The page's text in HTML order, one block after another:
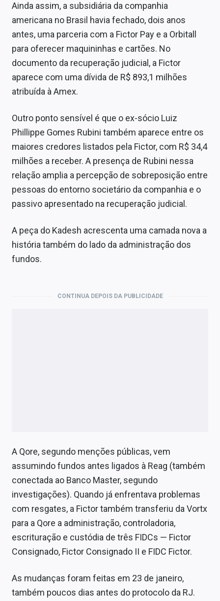
Ainda assim, a subsidiária da companhia
americana no Brasil havia fechado, dois anos
antes, uma parceria com a Fictor Pay e a Orbitall
para oferecer maquininhas e cartões. No
documento da recuperação judicial, a Fictor
aparece com uma dívida de R$ 893,1 milhões
atribuída à Amex.
Outro ponto sensível é que o ex-sócio Luiz
Phillippe Gomes Rubini também aparece entre os
maiores credores listados pela Fictor, com R$ 34,4
milhões a receber. A presença de Rubini nessa
relação amplia a percepção de sobreposição entre
pessoas do entorno societário da companhia e o
passivo apresentado na recuperação judicial.
A peça do Kadesh acrescenta uma camada nova a
história também do lado da administração dos
fundos.
CONTINUA DEPOIS DA PUBLICIDADE
A Qore, segundo menções públicas, vem
assumindo fundos antes ligados à Reag (também
conectada ao Banco Master, segundo
investigações). Quando já enfrentava problemas
com resgates, a Fictor também transferiu da Vortx
para a Qore a administração, controladoria,
escrituração e custódia de três FIDCs — Fictor
Consignado, Fictor Consignado II e FIDC Fictor.
As mudanças foram feitas em 23 de janeiro,
também poucos dias antes do protocolo da RJ.